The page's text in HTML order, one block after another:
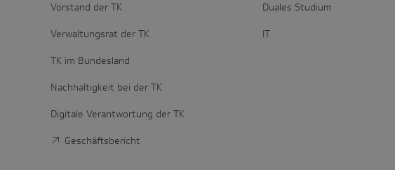
Vorstand der TK
Verwaltungsrat der TK
TK im Bundesland
Nachhaltigkeit bei der TK
Digitale Verantwortung der TK
Geschäftsbericht
Duales Studium
IT